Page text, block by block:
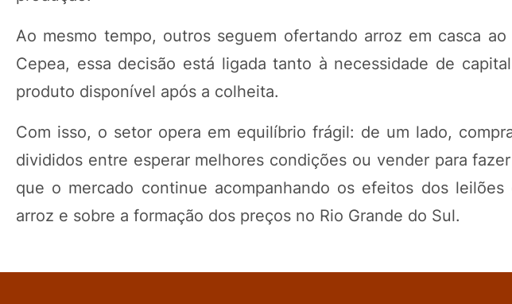
Ao mesmo tempo, outros seguem ofertando arroz em casca
Cepea, essa decisão está ligada tanto à necessidade de
produto disponível após a colheita.
Com isso, o setor opera em equilíbrio frágil: de um lado,
divididos entre esperar melhores condições ou vender para
que o mercado continue acompanhando os efeitos dos
arroz e sobre a formação dos preços no Rio Grande do Sul.